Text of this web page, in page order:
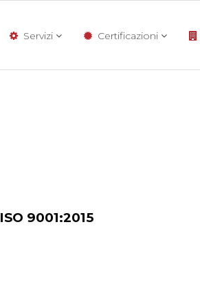
Servizi Certificazioni
ISO 9001:2015